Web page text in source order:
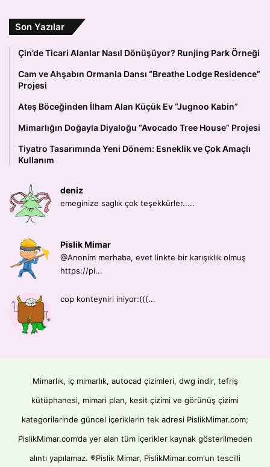
Son Yazılar
Çin’de Ticari Alanlar Nasıl Dönüşüyor? Runjing Park Örneği
Cam ve Ahşabın Ormanla Dansı “Breathe Lodge Residence”
Projesi
Ateş Böceğinden İlham Alan Küçük Ev “Jugnoo Kabin”
Mimarlığın Doğayla Diyaloğu “Avocado Tree House” Projesi
Tiyatro Tasarımında Yeni Dönem: Esneklik ve Çok Amaçlı
Kullanım
deniz
emeginize saglık çok teşekkürler.....
Pislik Mimar
@Anonim merhaba, evet linkte bir karışıklık olmuş
https://pi...
cop konteyniri iniyor:(((...
Mimarlık, iç mimarlık, autocad çizimleri, dwg indir, tefriş
kütüphanesi, mimari plan, kesit çizimi ve görünüş çizimi
kategorilerinde güncel içeriklerin tek adresi PislikMimar.com;
PislikMimar.com’da yer alan tüm içerikler kaynak gösterilmeden
alıntı yapılamaz. ®Pislik Mimar, PislikMimar.com'un tescilli